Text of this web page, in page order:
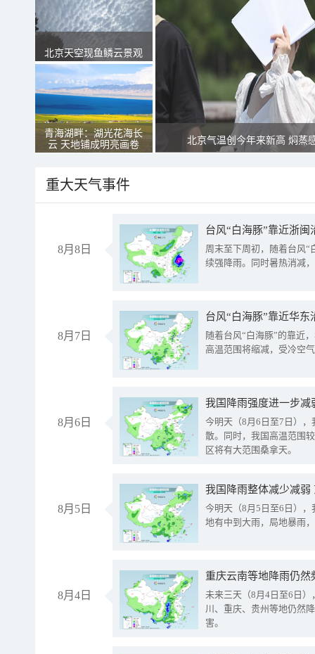
北京天空现鱼鳞云景观
青海湖畔：湖光花海长
云 天地铺成明亮画卷
北京气温创今年来新高 焖蒸
重大天气事件
8月8日
台风“白海豚”靠近浙
周末至下周初，随着台风“
续强降雨。同时暑热消减
8月7日
台风“白海豚”靠近华
随着台风“白海豚”的靠近
高温范围将缩减，受冷空
8月6日
今明天（8月6日至7日）
散。同时，我国高温范围
区将有大范围桑拿天。
8月5日
我国降雨整体减少减弱
今明天（8月5日至6日）
地有中到大雨，局地暴雨
8月4日
重庆云南等地降雨仍然
未来三天（8月4日至6日
川、重庆、贵州等地仍然
害。